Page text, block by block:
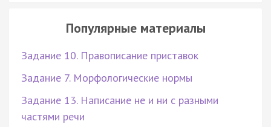
Популярные материалы
Задание 10. Правописание приставок
Задание 7. Морфологические нормы
Задание 13. Написание не и ни с разными
частями речи